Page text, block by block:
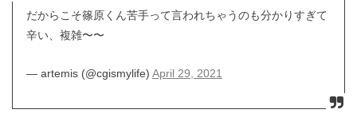
だからこそ篠原くん苦手って言われちゃうのも分かりすぎて
辛い、複雑〜〜
— artemis (@cgismylife) April 29, 2021